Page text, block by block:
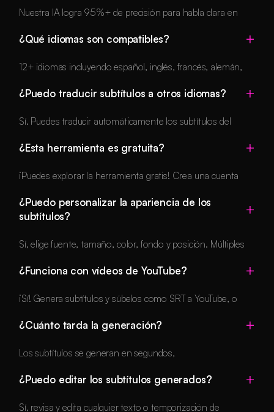
Nuestra IA logra 95%+ de precisión para habla clara en
descargar.
¿Qué idiomas son compatibles?
12+ idiomas incluyendo español, inglés, francés, alemán,
polaco y turco.
¿Puedo traducir subtítulos a otros idiomas?
Sí. Puedes traducir automáticamente los subtítulos del
temporización original. Así puedes subtitular un mismo
Revisa las líneas traducidas antes de exportar, porque la
traducción automática puede necesitar pequeños ajustes de
tono y de expresión local.
¿Esta herramienta es gratuita?
¡Puedes explorar la herramienta gratis! Crea una cuenta
¿Puedo personalizar la apariencia de los
subtítulos?
Sí, elige fuente, tamaño, color, fondo y posición. Múltiples
¿Funciona con vídeos de YouTube?
¡Sí! Genera subtítulos y súbelos como SRT a YouTube, o
¿Cuánto tarda la generación?
Los subtítulos se generan en segundos,
¿Puedo editar los subtítulos generados?
Sí, revisa y edita cualquier texto o temporización de